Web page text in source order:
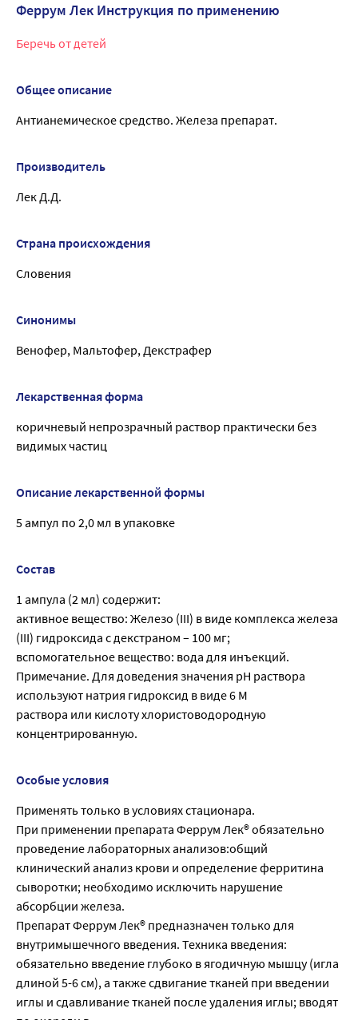
Феррум Лек Инструкция по применению
Беречь от детей
Общее описание
Антианемическое средство. Железа препарат.
Производитель
Лек Д.Д.
Страна происхождения
Словения
Синонимы
Венофер, Мальтофер, Декстрафер
Лекарственная форма
коричневый непрозрачный раствор практически без
видимых частиц
Описание лекарственной формы
5 ампул по 2,0 мл в упаковке
Состав
1 ампула (2 мл) содержит:
активное вещество: Железо (III) в виде комплекса железа
(III) гидроксида с декстраном – 100 мг;
вспомогательное вещество: вода для инъекций.
Примечание. Для доведения значения рН раствора
используют натрия гидроксид в виде 6 М
раствора или кислоту хлористоводородную
концентрированную.
Особые условия
Применять только в условиях стационара.
При применении препарата Феррум Лек® обязательно
проведение лабораторных анализов:общий
клинический анализ крови и определение ферритина
сыворотки; необходимо исключить нарушение
абсорбции железа.
Препарат Феррум Лек® предназначен только для
внутримышечного введения. Техника введения:
обязательно введение глубоко в ягодичную мышцу (игла
длиной 5-6 см), а также сдвигание тканей при введении
иглы и сдавливание тканей после удаления иглы; вводят